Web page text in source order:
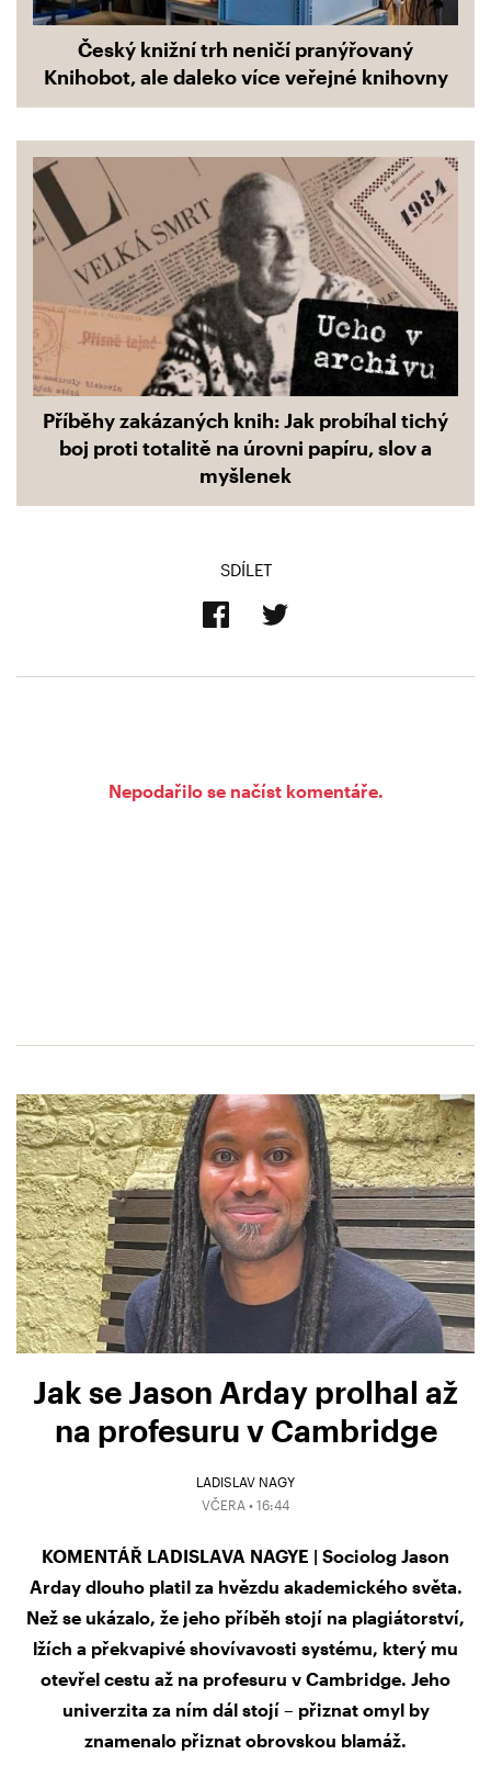
Český knižní trh neničí pranýřovaný
Knihobot, ale daleko více veřejné knihovny
Příběhy zakázaných knih: Jak probíhal tichý
boj proti totalitě na úrovni papíru, slov a
myšlenek
SDÍLET
Nepodařilo se načíst komentáře.
Jak se Jason Arday prolhal až
na profesuru v Cambridge
LADISLAV NAGY
VČERA • 16:44
KOMENTÁŘ LADISLAVA NAGYE | Sociolog Jason
Arday dlouho platil za hvězdu akademického světa.
Než se ukázalo, že jeho příběh stojí na plagiátorství,
lžích a překvapivé shovívavosti systému, který mu
otevřel cestu až na profesuru v Cambridge. Jeho
univerzita za ním dál stojí – přiznat omyl by
znamenalo přiznat obrovskou blamáž.